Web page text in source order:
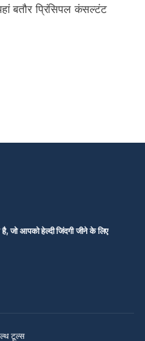
बतौर प्रिंसिपल कंसल्टंट
जो आपको हेल्दी जिंदगी जीने के लिए
टूल्स